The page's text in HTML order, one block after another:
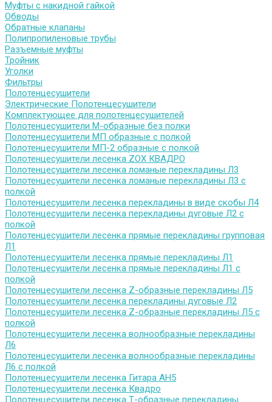
Муфты с накидной гайкой
Обводы
Обратные клапаны
Полипропиленовые трубы
Разъемные муфты
Тройник
Уголки
Фильтры
Полотенцесушители
Электрические Полотенцесушители
Комплектующее для полотенцесушителей
Полотенцесушители М-образные без полки
Полотенцесушители МП образные с полкой
Полотенцесушители МП-2 образные с полкой
Полотенцесушители лесенка ZOX КВАДРО
Полотенцесушители лесенка ломаные перекладины Л3
Полотенцесушители лесенка ломаные перекладины Л3 с
полкой
Полотенцесушители лесенка перекладины в виде скобы Л4
Полотенцесушители лесенка перекладины дуговые Л2 с
полкой
Полотенцесушители лесенка прямые перекладины групповая
Л1
Полотенцесушители лесенка прямые перекладины Л1
Полотенцесушители лесенка прямые перекладины Л1 с
полкой
Полотенцесушители лесенка Z-образные перекладины Л5
Полотенцесушители лесенка перекладины дуговые Л2
Полотенцесушители лесенка Z-образные перекладины Л5 с
полкой
Полотенцесушители лесенка волнообразные перекладины
Л6
Полотенцесушители лесенка волнообразные перекладины
Л6 с полкой
Полотенцесушители лесенка Гитара АН5
Полотенцесушители лесенка Квадро
Полотенцесушители лесенка Т-образные перекладины